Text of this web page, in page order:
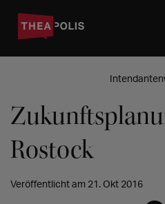
Rostock
Veröffentlicht am 21. Okt 2016